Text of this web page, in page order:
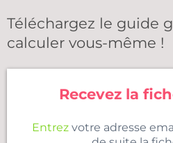
Téléchargez le guide
calculer vous-même !
Recevez la
Entrezvotre adresse